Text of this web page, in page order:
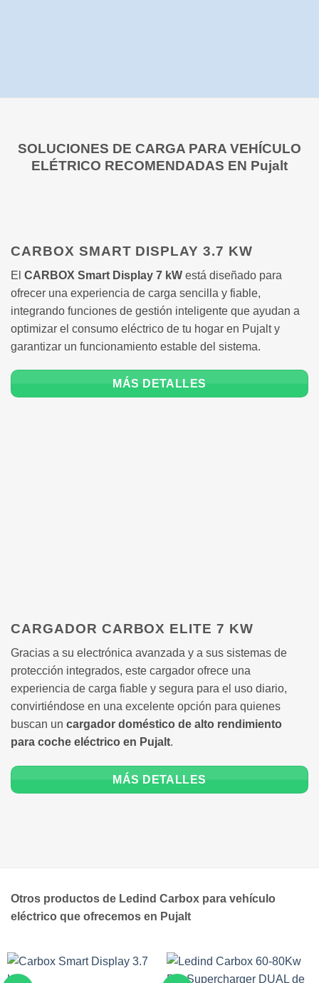
SOLUCIONES DE CARGA PARA VEHÍCULO
ELÉTRICO RECOMENDADAS EN Pujalt
CARBOX SMART DISPLAY 3.7 KW
El CARBOX Smart Display 7 kW está diseñado para
ofrecer una experiencia de carga sencilla y fiable,
integrando funciones de gestión inteligente que ayudan a
optimizar el consumo eléctrico de tu hogar en Pujalt y
garantizar un funcionamiento estable del sistema.
MÁS DETALLES
CARGADOR CARBOX ELITE 7 KW
Gracias a su electrónica avanzada y a sus sistemas de
protección integrados, este cargador ofrece una
experiencia de carga fiable y segura para el uso diario,
convirtiéndose en una excelente opción para quienes
buscan un cargador doméstico de alto rendimiento
para coche eléctrico en Pujalt.
MÁS DETALLES
Otros productos de Ledind Carbox para vehículo
eléctrico que ofrecemos en Pujalt